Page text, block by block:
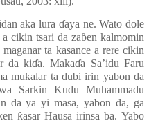
aka lura ɗaya ne. Wato dole
a cikin tsari da zaɓen kalmomin
ta kasance a rere cikin
da kiɗa. Makaɗa Sa’idu Faru
muƙalar ta dubi irin yabon da
Sarkin Kudu Muhammadu
da ya yi masa, yabon da, ga
ƙasar Hausa irinsa ba.Yabo